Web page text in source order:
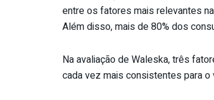
entre os fatores mais relevantes
Além disso, mais de 80% dos
Na avaliação de Waleska, três
cada vez mais consistentes para o